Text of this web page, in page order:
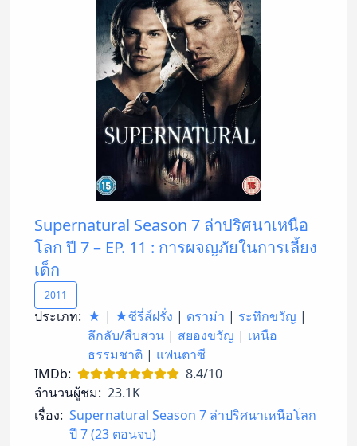
Supernatural Season 7 ล่าปริศนาเหนือ
โลก ปี 7 – EP. 11 : การผจญภัยในการเลี้ยง
เด็ก
2011
ประเภท: ★ | ★ซีรี่ส์ฝรั่ง | ดราม่า | ระทึกขวัญ |
ลึกลับ/สืบสวน | สยองขวัญ | เหนือ
ธรรมชาติ | แฟนตาซี
IMDb:
8.4/10
จำนวนผู้ชม: 23.1K
เรื่อง: Supernatural Season 7 ล่าปริศนาเหนือโลก
ปี 7 (23 ตอนจบ)